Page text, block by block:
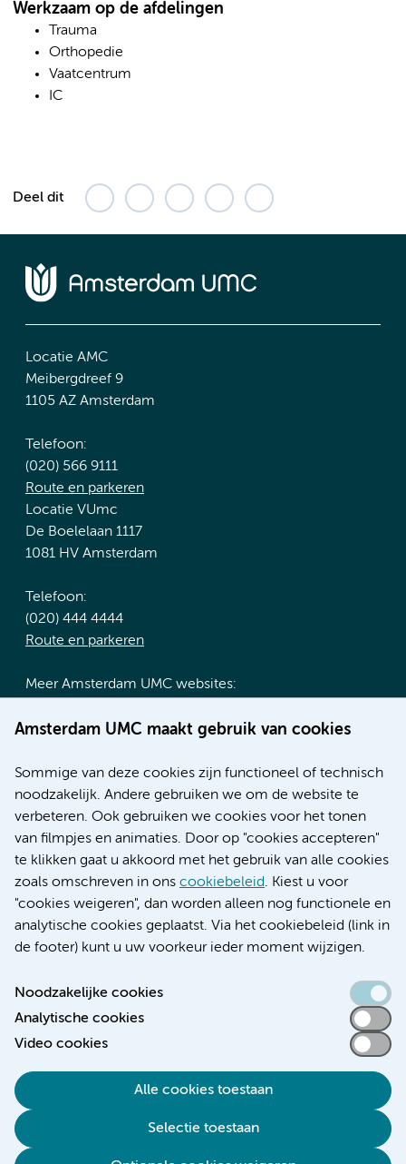
Werkzaam op de afdelingen
Trauma
Orthopedie
Vaatcentrum
IC
Deel dit
Amsterdam UMC maakt gebruik van cookies
Sommige van deze cookies zijn functioneel of technisch
noodzakelijk. Andere gebruiken we om de website te
verbeteren. Ook gebruiken we cookies voor het tonen
van filmpjes en animaties. Door op "cookies accepteren"
te klikken gaat u akkoord met het gebruik van alle cookies
zoals omschreven in ons cookiebeleid. Kiest u voor
"cookies weigeren", dan worden alleen nog functionele en
analytische cookies geplaatst. Via het cookiebeleid (link in
de footer) kunt u uw voorkeur ieder moment wijzigen.
Noodzakelijke cookies
Analytische cookies
Video cookies
Alle cookies toestaan
Selectie toestaan
Locatie AMC
Meibergdreef 9
1105 AZ Amsterdam
Telefoon:
(020) 566 9111
Route en parkeren
Locatie VUmc
De Boelelaan 1117
1081 HV Amsterdam
Telefoon:
(020) 444 4444
Route en parkeren
Meer Amsterdam UMC websites:
Werken bij Amsterdam UMC
Nieuws
Research
Educatie locatie AMC
Educatie locatie VUmc
Toegankelijkheidsverklaring
Responsible disclosure
Algemene privacyverklaring